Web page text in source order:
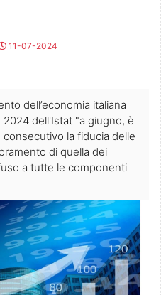
11-07-2024
dell’economia italiana
dell'Istat "a giugno, è
la fiducia delle
di quella dei
a tutte le componenti